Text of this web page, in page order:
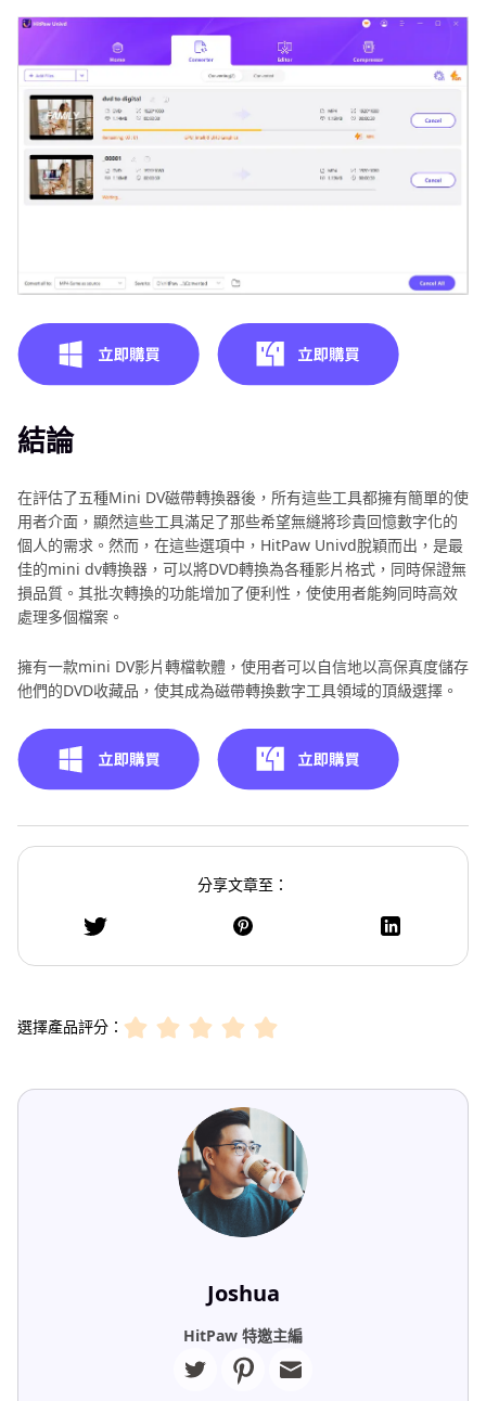
結論
在評估了五種Mini DV磁帶轉換器後，所有這些工具都擁有簡單的使
用者介面，顯然這些工具滿足了那些希望無縫將珍貴回憶數字化的
個人的需求。然而，在這些選項中，HitPaw Univd脫穎而出，是最
佳的mini dv轉換器，可以將DVD轉換為各種影片格式，同時保證無
損品質。其批次轉換的功能增加了便利性，使使用者能夠同時高效
處理多個檔案。
擁有一款mini DV影片轉檔軟體，使用者可以自信地以高保真度儲存
他們的DVD收藏品，使其成為磁帶轉換數字工具領域的頂級選擇。
分享文章至：
選擇產品評分：
Joshua
HitPaw 特邀主編